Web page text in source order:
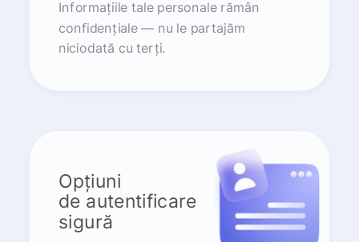
Informațiile tale personale rămân
confidențiale — nu le partajăm
niciodată cu terți.
Opțiuni
de autentificare
sigură